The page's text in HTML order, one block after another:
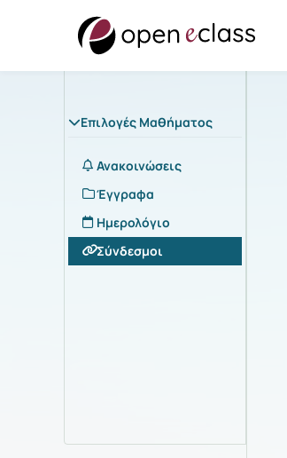
Επιλογές Μαθήματος
Ανακοινώσεις
Έγγραφα
Ημερολόγιο
Σύνδεσμοι